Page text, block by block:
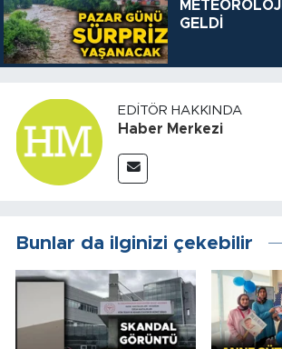
GELDİ
EDITÖR HAKKINDA
Haber Merkezi
Bunlar da ilginizi çekebilir